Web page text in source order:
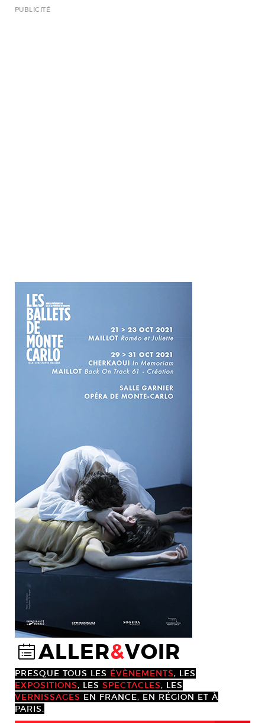
PUBLICITÉ
@ALLER&VOIR
PRESQUE TOUS LES ÉVÈNEMENTS, LES
EXPOSITIONS, LES SPECTACLES, LES
VERNISSAGES EN FRANCE, EN RÉGION ET À
PARIS.